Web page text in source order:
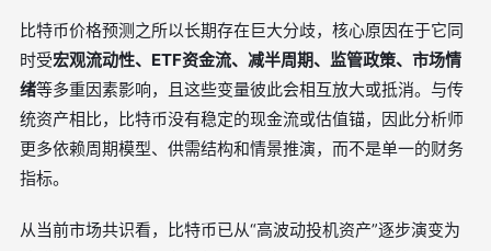
比特币价格预测之所以长期存在巨大分歧，核心原因在于它同
时受宏观流动性、ETF资金流、减半周期、监管政策、市场情
绪等多重因素影响，且这些变量彼此会相互放大或抵消。与传
统资产相比，比特币没有稳定的现金流或估值锚，因此分析师
更多依赖周期模型、供需结构和情景推演，而不是单一的财务
指标。
从当前市场共识看，比特币已从“高波动投机资产”逐步演变为